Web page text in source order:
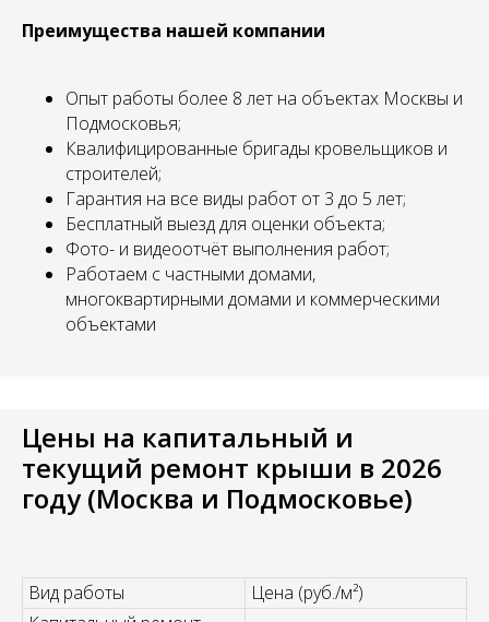
Преимущества нашей компании
Опыт работы более 8 лет на объектах Москвы и
Подмосковья;
Квалифицированные бригады кровельщиков и
строителей;
Гарантия на все виды работ от 3 до 5 лет;
Бесплатный выезд для оценки объекта;
Фото- и видеоотчёт выполнения работ;
Работаем с частными домами,
многоквартирными домами и коммерческими
объектами
Цены на капитальный и
текущий ремонт крыши в 2026
году (Москва и Подмосковье)
Вид работы
Цена (руб./м²)